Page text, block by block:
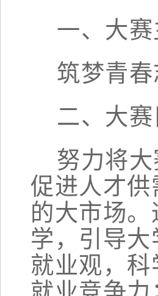
一、大
筑梦青
二、大
努力将
促进人才
的大市场
学，引导
就业观，